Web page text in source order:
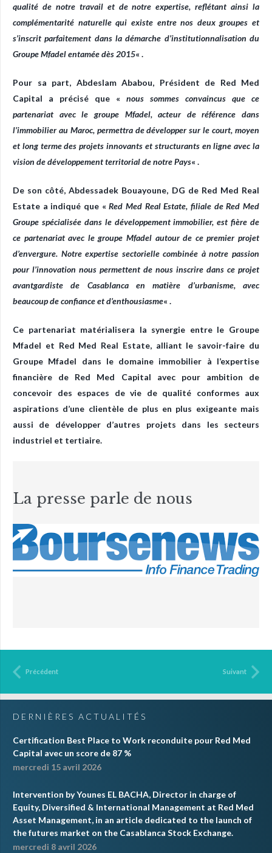
qualité de notre travail et de notre expertise, reflétant ainsi la
complémentarité naturelle qui existe entre nos deux groupes et
s’inscrit parfaitement dans la démarche d’institutionnalisation du
Groupe Mfadel entamée dès 2015« .
Pour sa part, Abdeslam Ababou, Président de Red Med
Capital a précisé que « nous sommes convaincus que ce
partenariat avec le groupe Mfadel, acteur de référence dans
l’immobilier au Maroc, permettra de développer sur le court, moyen
et long terme des projets innovants et structurants en ligne avec la
vision de développement territorial de notre Pays« .
De son côté, Abdessadek Bouayoune, DG de Red Med Real
Estate a indiqué que «Red Med Real Estate, filiale de Red Med
Groupe spécialisée dans le développement immobilier, est fière de
ce partenariat avec le groupe Mfadel autour de ce premier projet
d’envergure. Notre expertise sectorielle combinée à notre passion
pour l’innovation nous permettent de nous inscrire dans ce projet
avantgardiste de Casablanca en matière d’urbanisme, avec
beaucoup de confiance et d’enthousiasme« .
Ce partenariat matérialisera la synergie entre le Groupe
Mfadel et Red Med Real Estate, alliant le savoir-faire du
Groupe Mfadel dans le domaine immobilier à l’expertise
financière de Red Med Capital avec pour ambition de
concevoir des espaces de vie de qualité conformes aux
aspirations d’une clientèle de plus en plus exigeante mais
aussi de développer d’autres projets dans les secteurs
industriel et tertiaire.
La presse parle de nous
Précédent Suivant
DERNIÈRES ACTUALITÉS
Certification Best Place to Work reconduite pour Red Med
Capital avec un score de 87 %
mercredi 15 avril 2026
Intervention by Younes EL BACHA, Director in charge of
Equity, Diversified & International Management at Red Med
Asset Management, in an article dedicated to the launch of
the futures market on the Casablanca Stock Exchange.
mercredi 8 avril 2026